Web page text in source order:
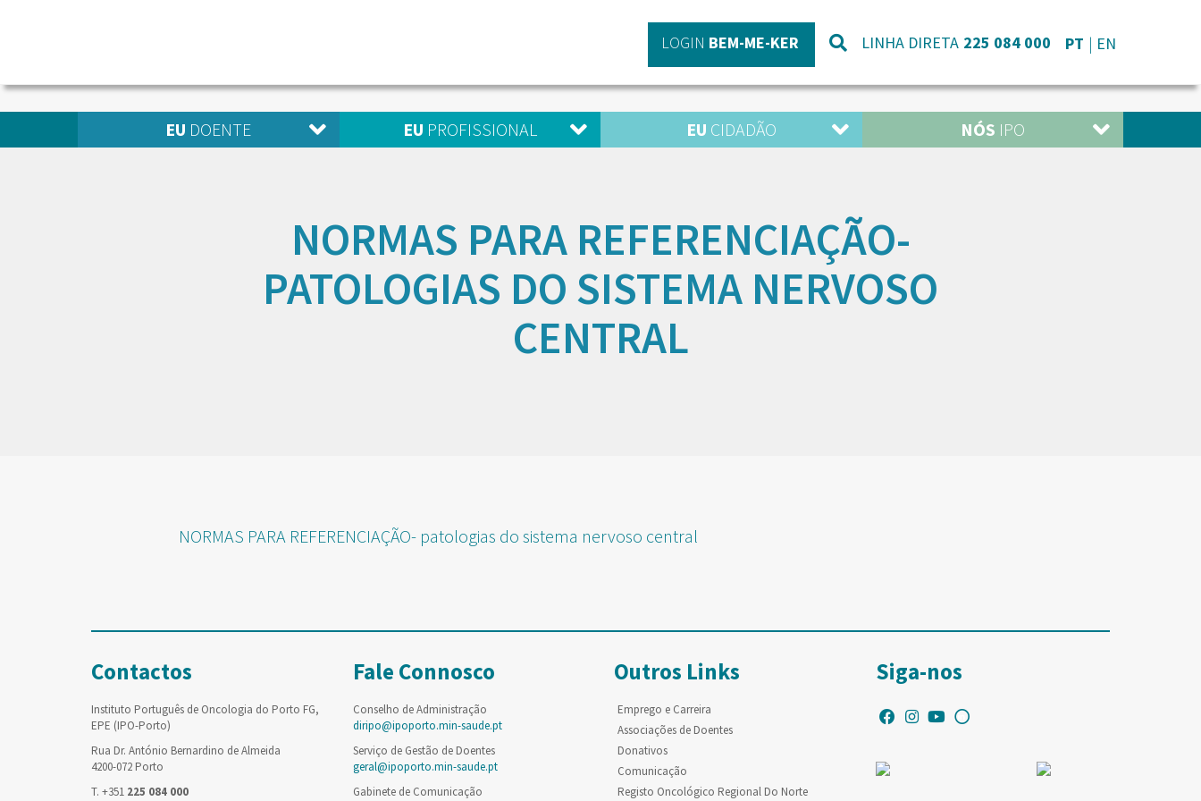
LOGIN BEM-ME-KER LINHA DIRETA 225 084 000 PT EN
EU DOENTE EU PROFISSIONAL EU CIDADÃO NÓS IPO
NORMAS PARA REFERENCIAÇÃO-
PATOLOGIAS DO SISTEMA NERVOSO
CENTRAL
NORMAS PARA REFERENCIAÇÃO- patologias do sistema nervoso central
Contactos
Instituto Português de Oncologia do Porto FG,
EPE (IPO-Porto)
Rua Dr. António Bernardino de Almeida
4200-072 Porto
T. +351 225 084 000
Fale Connosco
Conselho de Administração
diripo@ipoporto.min-saude.pt
Serviço de Gestão de Doentes
geral@ipoporto.min-saude.pt
Gabinete de Comunicação
Outros Links
Emprego e Carreira
Associações de Doentes
Donativos
Comunicação
Registo Oncológico Regional Do Norte
Siga-nos